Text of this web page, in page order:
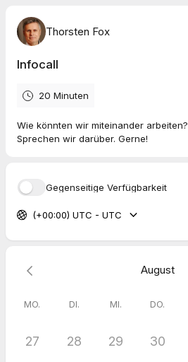
Thorsten Fox
Infocall
20 Minuten
Wie könnten wir miteinander arbeiten?
Sprechen wir darüber. Gerne!
Gegenseitige Verfügbarkeit
(+00:00) UTC - UTC
August
MO. DI. MI. DO.
27 28 29 30